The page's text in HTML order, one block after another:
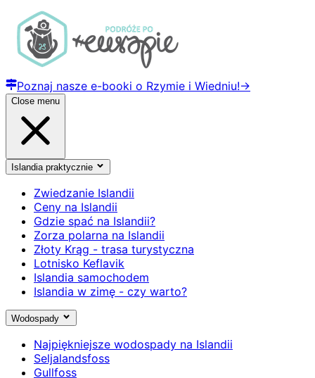
Poznaj nasze e-booki o Rzymie i Wiedniu!→
Close menu
Islandia praktycznie
Zwiedzanie Islandii
Ceny na Islandii
Gdzie spać na Islandii?
Zorza polarna na Islandii
Złoty Krąg - trasa turystyczna
Lotnisko Keflavik
Islandia samochodem
Islandia w zimę - czy warto?
Wodospady
Najpiękniejsze wodospady na Islandii
Seljalandsfoss
Gullfoss